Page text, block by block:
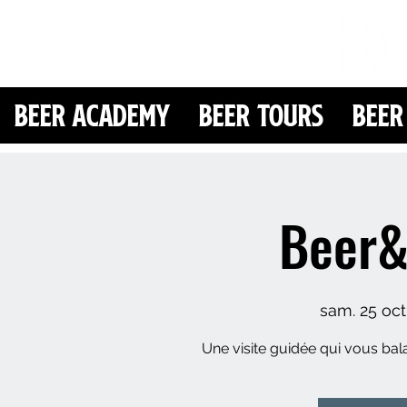
Beer Academy Beer Tours
sam. 25
Une visite guidée qui vous